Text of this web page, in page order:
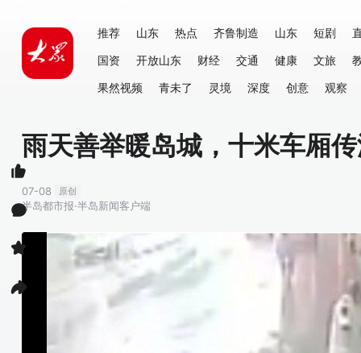
推荐 山东 热点 齐鲁制造 山东 短剧
国资
开放山东 财经 交通 健康 文旅
果然视频
青未了 灵境 深度 创意 观察
雨天善举暖岛城，十米车厢
07-08 原创
半岛都市报·半岛新闻客户端